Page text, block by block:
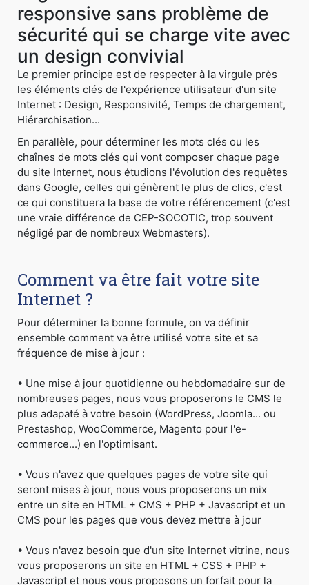
responsive sans problème de
sécurité qui se charge vite avec
un design convivial
Le premier principe est de respecter à la virgule près
les éléments clés de l'expérience utilisateur d'un site
Internet : Design, Responsivité, Temps de chargement,
Hiérarchisation...
En parallèle, pour déterminer les mots clés ou les
chaînes de mots clés qui vont composer chaque page
du site Internet, nous étudions l'évolution des requêtes
dans Google, celles qui génèrent le plus de clics, c'est
ce qui constituera la base de votre référencement (c'est
une vraie différence de CEP-SOCOTIC, trop souvent
négligé par de nombreux Webmasters).
Comment va être fait votre site
Internet ?
Pour déterminer la bonne formule, on va définir
ensemble comment va être utilisé votre site et sa
fréquence de mise à jour :
• Une mise à jour quotidienne ou hebdomadaire sur de
nombreuses pages, nous vous proposerons le CMS le
plus adapaté à votre besoin (WordPress, Joomla... ou
Prestashop, WooCommerce, Magento pour l'e-
commerce...) en l'optimisant.
• Vous n'avez que quelques pages de votre site qui
seront mises à jour, nous vous proposerons un mix
entre un site en HTML + CMS + PHP + Javascript et un
CMS pour les pages que vous devez mettre à jour
• Vous n'avez besoin que d'un site Internet vitrine, nous
vous proposerons un site en HTML + CSS + PHP +
Javascript et nous vous proposons un forfait pour la